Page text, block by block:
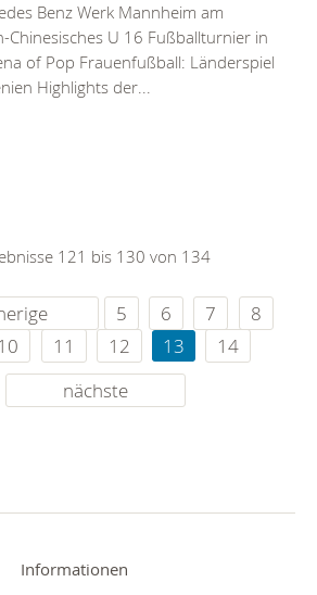
Benz Werk Mannheim am
U 16 Fußballturnier in
of Pop Frauenfußball: Länderspiel
Highlights der...
121 bis 130 von 134
5 6 7
8
10 11 12 13
14
nächste
Informationen